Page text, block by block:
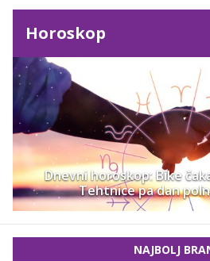
Horoskop
Dnevni horoskop: Bike
Tehtnice pa dan
NAJBOLJ